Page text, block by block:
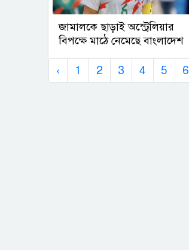
জামালকে ছাড়াই অস্ট্রেলিয়ার
বিপক্ষে মাঠে নেমেছে বাংলাদেশ
‹ 1 2 3 4 5 6